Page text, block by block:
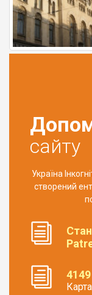
сайту
Україна
створений